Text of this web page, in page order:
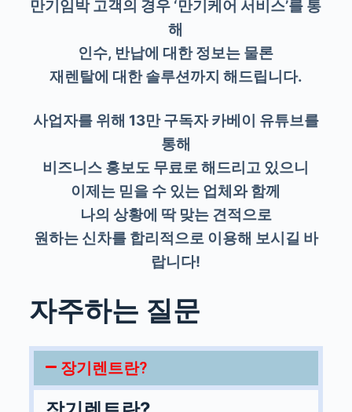
만기임박 고객의 경우 ‘만기케어 서비스’를 통
해
인수, 반납에 대한 정보는 물론
재렌탈에 대한 솔루션까지 해드립니다.
사업자를 위해 13만 구독자 카베이 유튜브를
통해
비즈니스 홍보도 무료로 해드리고 있으니
이제는 믿을 수 있는 업체와 함께
나의 상황에 딱 맞는 견적으로
원하는 신차를 합리적으로 이용해 보시길 바
랍니다!
자주하는 질문
장기렌트란?